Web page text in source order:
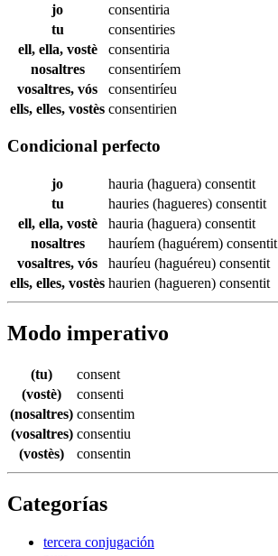
jo
consentiria
tu
consentiries
ell, ella, vostè
consentiria
nosaltres
consentiríem
vosaltres, vós
consentiríeu
ells, elles, vostès consentirien
Condicional perfecto
jo hauria (haguera) consentit
tu
hauries (hagueres) consentit
ell, ella, vostè
hauria (haguera) consentit
nosaltres
hauríem (haguérem) consentit
vosaltres, vós
hauríeu (haguéreu) consentit
ells, elles, vostès haurien (hagueren) consentit
Modo imperativo
(tu)
consent
(vostè)
consenti
(nosaltres) consentim
(vosaltres) consentiu
(vostès)
consentin
Categorías
tercera conjugación